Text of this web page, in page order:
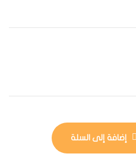
إضافة إلى السلة